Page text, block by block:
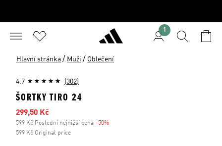
1
Hlavní stránka / Muži / Oblečení
4.7 (302)
ŠORTKY TIRO 24
Zlevněná cena
299,50 Kč
599 Kč Poslední nejnižší cena -50%
599 Kč Original price